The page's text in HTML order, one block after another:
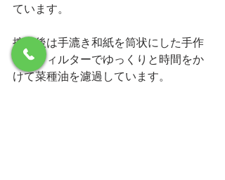
ています。
搾油後は手漉き和紙を筒状にした手作
りのフィルターでゆっくりと時間をか
けて菜種油を濾過しています。